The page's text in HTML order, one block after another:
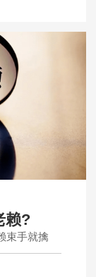
赖?
束手就擒